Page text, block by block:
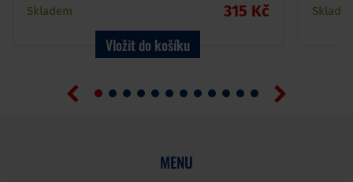
Skladem 315 Kč
Vložit do košíku
MENU